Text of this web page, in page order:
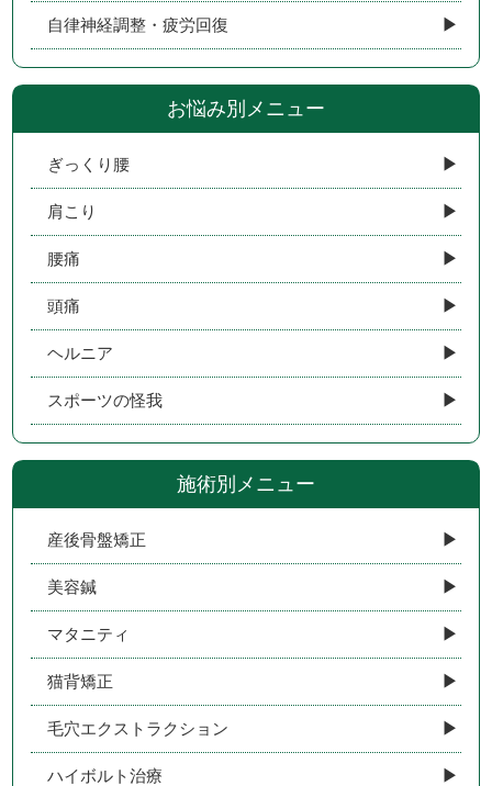
自律神経調整・疲労回復
お悩み別メニュー
ぎっくり腰
肩こり
腰痛
頭痛
ヘルニア
スポーツの怪我
施術別メニュー
産後骨盤矯正
美容鍼
マタニティ
猫背矯正
毛穴エクストラクション
ハイボルト治療